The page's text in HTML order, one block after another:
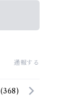
通報する
(368)